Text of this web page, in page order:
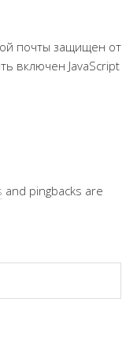
почты защищен от
включен JavaScript
and pingbacks are